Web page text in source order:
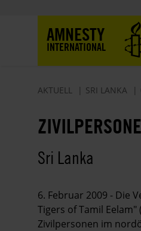
AMNESTY
INTERNATIONAL
AKTUELL SRI LANKA
Sri Lanka
6. Februar 2009 - Die
Tigers of Tamil
Zivilpersonen im